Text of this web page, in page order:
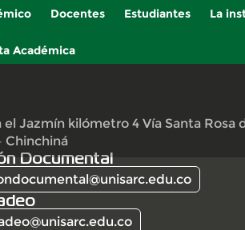
Docentes Estudiantes La
Académica
el Jazmín kilómetro 4 Vía Santa Rosa
Chinchiná
Documental